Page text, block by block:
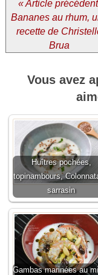
« Article
Bananes au rhum,
recette de
Brua
Vous avez
Huîtres pochées,
topinambours,
sarrasin
Gambas marinées au